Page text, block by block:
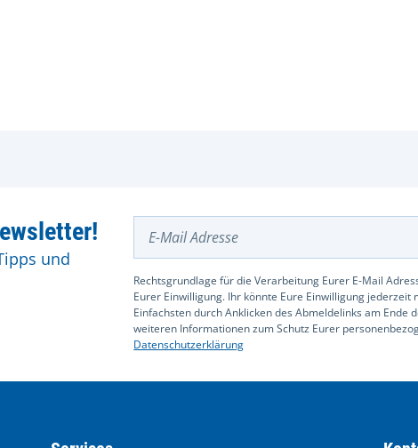
und
Rechtsgrundlage für die Verarbeitung Eurer E-Mail
Eurer Einwilligung. Ihr könnte Eure Einwilligung
Einfachsten durch Anklicken des Abmeldelinks am Ende
weiteren Informationen zum Schutz Eurer
Datenschutzerklärung